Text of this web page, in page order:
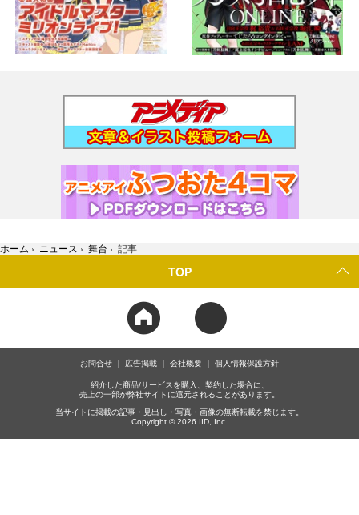
ホーム › ニュース › 舞台 › 記事
TOP
お問合せ 広告掲載 会社概要 個人情報保護方針
紹介した商品/サービスを購入、契約した場合に、
売上の一部が弊社サイトに還元されることがあります。
当サイトに掲載の記事・見出し・写真・画像の無断転載を禁じます。
Copyright © 2026 IID, Inc.